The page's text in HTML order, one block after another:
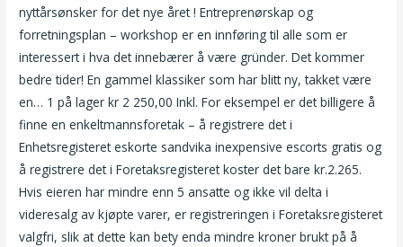
nyttårsønsker for det nye året ! Entreprenørskap og
forretningsplan – workshop er en innføring til alle som er
interessert i hva det innebærer å være gründer. Det kommer
bedre tider! En gammel klassiker som har blitt ny, takket være
en… 1 på lager kr 2 250,00 Inkl. For eksempel er det billigere å
finne en enkeltmannsforetak – å registrere det i
Enhetsregisteret eskorte sandvika inexpensive escorts gratis og
å registrere det i Foretaksregisteret koster det bare kr.2.265.
Hvis eieren har mindre enn 5 ansatte og ikke vil delta i
videresalg av kjøpte varer, er registreringen i Foretaksregisteret
valgfri, slik at dette kan bety enda mindre kroner brukt på å